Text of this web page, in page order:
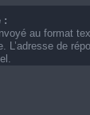
:
au format
L’adresse de